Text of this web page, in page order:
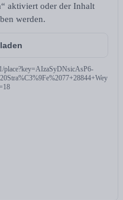
aktiviert oder der Inhalt
werden.
place?key=AIzaSyDNsicAsP6-